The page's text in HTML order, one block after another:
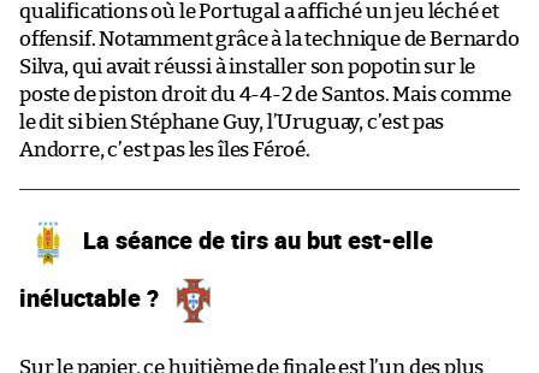
qualifications où le Portugal a affiché un jeu léché et
offensif. Notamment grâce à la technique de Bernardo
Silva, qui avait réussi à installer son popotin sur le
poste de piston droit du 4-4-2 de Santos. Mais comme
le dit si bien Stéphane Guy, l’Uruguay, c’est pas
Andorre, c’est pas les îles Féroé.
La séance de tirs au but est-elle
inéluctable ?
Sur le papier, ce huitième de finale est l’un des plus